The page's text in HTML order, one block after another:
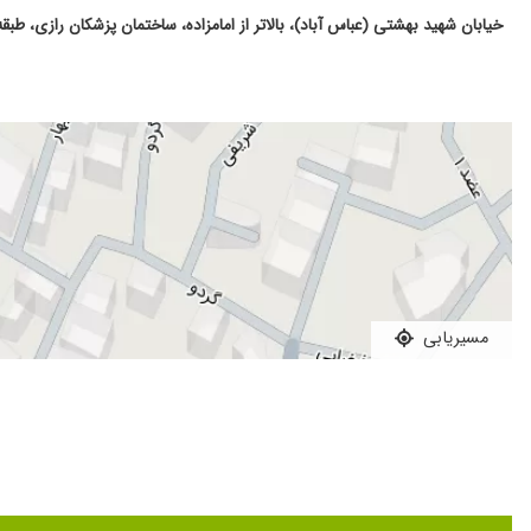
خیابان شهید بهشتی (عباس آباد)، بالاتر از امامزاده، ساختمان پزشکان رازی،
مسیریابی